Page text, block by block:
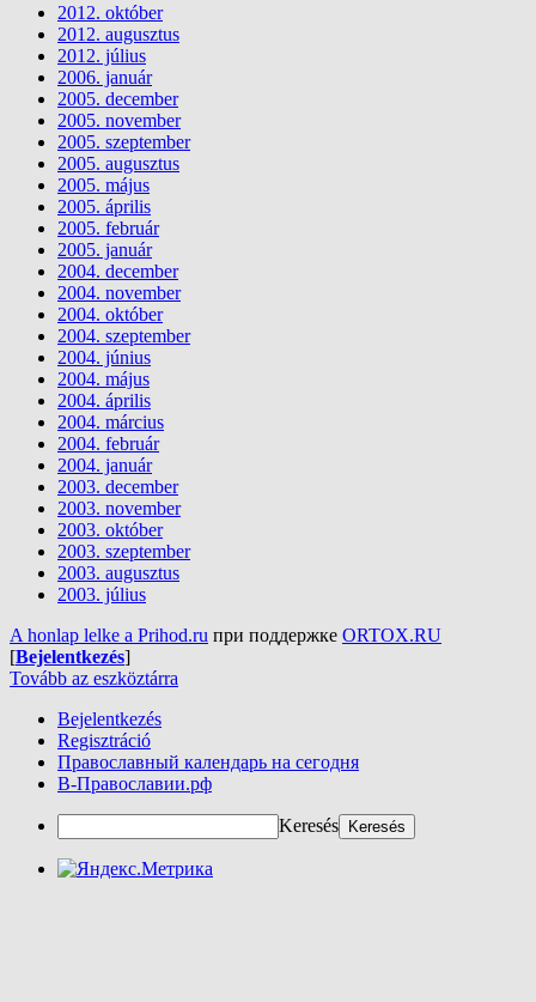
2012. október
2012. augusztus
2012. július
2006. január
2005. december
2005. november
2005. szeptember
2005. augusztus
2005. május
2005. április
2005. február
2005. január
2004. december
2004. november
2004. október
2004. szeptember
2004. június
2004. május
2004. április
2004. március
2004. február
2004. január
2003. december
2003. november
2003. október
2003. szeptember
2003. augusztus
2003. július
A honlap lelke a Prihod.ru при поддержке ORTOX.RU
[Bejelentkezés]
Tovább az eszköztárra
Bejelentkezés
Regisztráció
Православный календарь на сегодня
В-Православии.рф
Keresés